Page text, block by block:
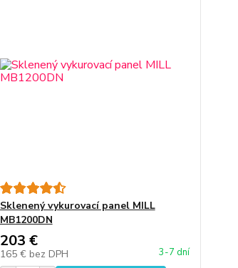
Sklenený vykurovací panel MILL
MB1200DN
203 €
165 € bez DPH 3-7 dní